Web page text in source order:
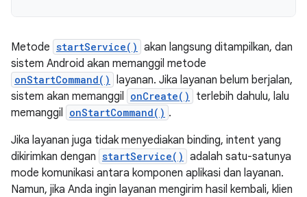
Metode startService() akan langsung ditampilkan, dan
sistem Android akan memanggil metode
onStartCommand() layanan. Jika layanan belum berjalan,
sistem akan memanggil onCreate()
terlebih dahulu, lalu
memanggil onStartCommand() .
Jika layanan juga tidak menyediakan binding, intent yang
dikirimkan dengan startService() adalah satu-satunya
mode komunikasi antara komponen aplikasi dan layanan.
Namun, jika Anda ingin layanan mengirim hasil kembali, klien